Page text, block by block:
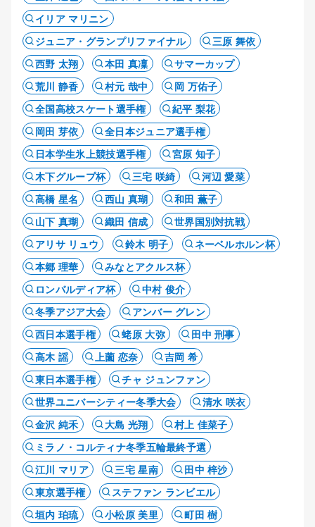
イリア マリニン
ジュニア・グランプリファイナル
三原 舞依
西野 太翔
本田 真凜
サマーカップ
荒川 静香
村元 哉中
岡 万佑子
全国高校スケート選手権
紀平 梨花
岡田 芽依
全日本ジュニア選手権
日本学生氷上競技選手権
宮原 知子
木下グループ杯
三宅 咲綺
河辺 愛菜
高橋 星名
西山 真瑚
和田 薫子
山下 真瑚
織田 信成
世界国別対抗戦
アリサ リュウ
鈴木 明子
ネーベルホルン杯
本郷 理華
みなとアクルス杯
ロンバルディア杯
中村 俊介
冬季アジア大会
アンバー グレン
西日本選手権
蛯原 大弥
田中 刑事
高木 謡
上薗 恋奈
吉岡 希
東日本選手権
チャ ジュンファン
世界ユニバーシティー冬季大会
清水 咲衣
金沢 純禾
大島 光翔
村上 佳菜子
ミラノ・コルティナ冬季五輪最終予選
江川 マリア
三宅 星南
田中 梓沙
東京選手権
ステファン ランビエル
垣内 珀琉
小松原 美里
町田 樹